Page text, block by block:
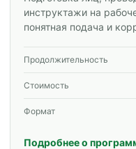
инструктажи на
понятная подача и
Продолжительность
Стоимость
Формат
Подробнее о